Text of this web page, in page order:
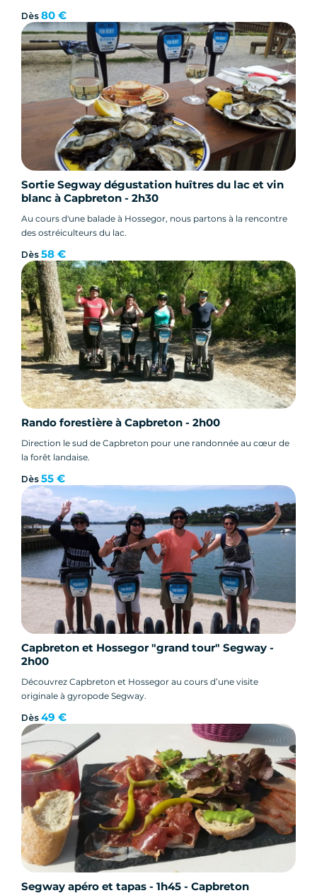
Dès 80 €
Sortie Segway dégustation huîtres du lac et vin
blanc à Capbreton - 2h30
Au cours d'une balade à Hossegor, nous partons à la rencontre
des ostréiculteurs du lac.
Dès 58 €
Rando forestière à Capbreton - 2h00
Direction le sud de Capbreton pour une randonnée au cœur de
la forêt landaise.
Dès 55 €
Capbreton et Hossegor "grand tour" Segway -
2h00
Découvrez Capbreton et Hossegor au cours d’une visite
originale à gyropode Segway.
Dès 49 €
Segway apéro et tapas - 1h45 - Capbreton